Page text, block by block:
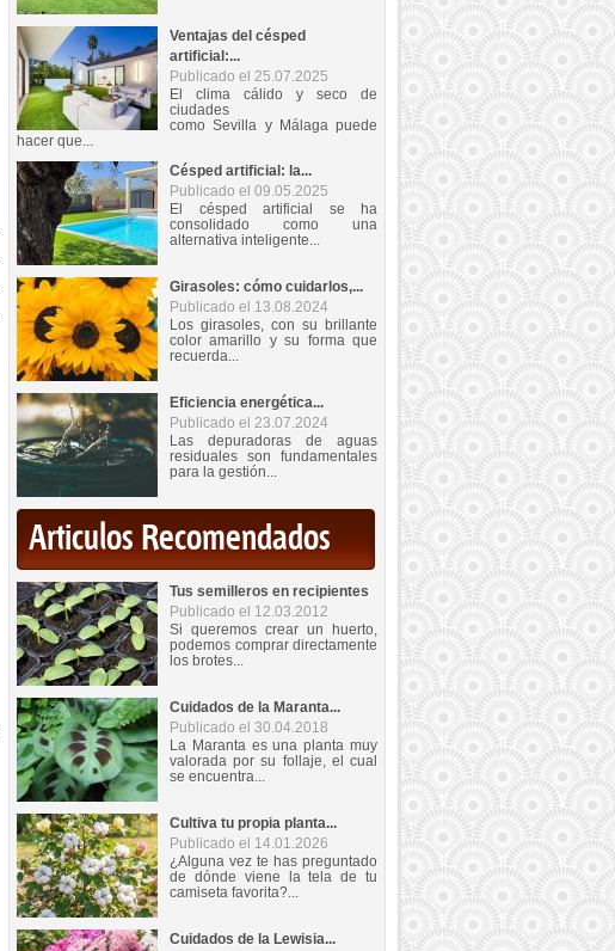
Ventajas del césped
artificial:...
Publicado el 25.07.2025
El clima cálido y seco de
ciudades
como Sevilla y Málaga puede
hacer que...
Césped artificial: la...
Publicado el 09.05.2025
El césped artificial se ha
consolidado como una
alternativa inteligente...
Girasoles: cómo cuidarlos,...
Publicado el 13.08.2024
Los girasoles, con su brillante
color amarillo y su forma que
recuerda...
Eficiencia energética...
Publicado el 23.07.2024
Las depuradoras de aguas
residuales son fundamentales
para la gestión...
Articulos Recomendados
Tus semilleros en recipientes
Publicado el 12.03.2012
Si queremos crear un huerto,
podemos comprar directamente
los brotes...
Cuidados de la Maranta...
Publicado el 30.04.2018
La Maranta es una planta muy
valorada por su follaje, el cual
se encuentra...
Cultiva tu propia planta...
Publicado el 14.01.2026
¿Alguna vez te has preguntado
de dónde viene la tela de tu
camiseta favorita?...
Cuidados de la Lewisia...